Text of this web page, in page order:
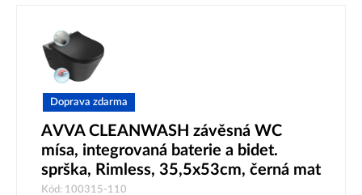
Doprava zdarma
AVVA CLEANWASH závěsná WC
mísa, integrovaná baterie a bidet.
sprška, Rimless, 35,5x53cm, černá mat
Kód: 100315-110